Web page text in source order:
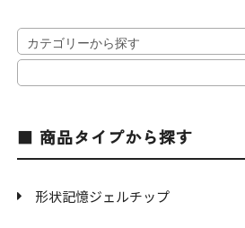
商品タイプから探す
形状記憶ジェルチップ